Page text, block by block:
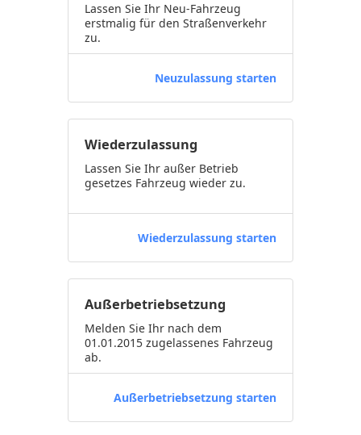
Nordrhein-Westfalen
Rheinland-Pfalz
Saarland
Schleswig-Holstein
Thüringen
Lassen Sie Ihr Neu-Fahrzeug
erstmalig für den Straßenverkehr
zu.
Neuzulassung starten
Wiederzulassung
Lassen Sie Ihr außer Betrieb
gesetzes Fahrzeug wieder zu.
Wiederzulassung starten
Außerbetriebsetzung
Melden Sie Ihr nach dem
01.01.2015 zugelassenes Fahrzeug
ab.
Außerbetriebsetzung starten